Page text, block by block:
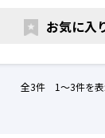
お気に入
全3件 1〜3件を